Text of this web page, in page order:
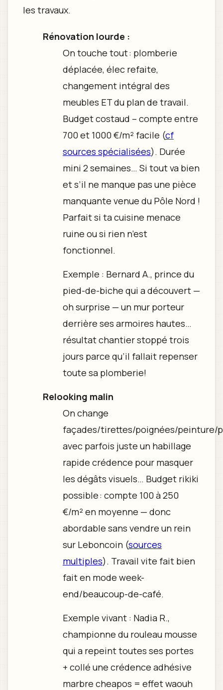
les travaux.
Rénovation lourde :
On touche tout : plomberie
déplacée, élec refaite,
changement intégral des
meubles ET du plan de travail.
Budget costaud – compte entre
700 et 1000 €/m² facile (cf
sources spécialisées). Durée
mini 2 semaines… Si tout va bien
et s’il ne manque pas une pièce
manquante venue du Pôle Nord !
Parfait si ta cuisine menace
ruine ou si rien n’est
fonctionnel.
Exemple : Bernard A., prince du
pied-de-biche qui a découvert —
oh surprise — un mur porteur
derrière ses armoires hautes…
résultat chantier stoppé trois
jours parce qu’il fallait repenser
toute sa plomberie!
Relooking malin
On change
façades/tirettes/poignées/peinture/
avec parfois juste un habillage
rapide crédence pour masquer
les dégâts visuels… Budget rikiki
possible : compte 100 à 250
€/m² en moyenne — donc
abordable sans vendre un rein
sur Leboncoin (sources
multiples). Travail vite fait bien
fait en mode week-
end/beaucoup-de-café.
Exemple vivant : Nadia R.,
championne du rouleau mousse
qui a repeint toutes ses portes
+ collé une crédence adhésive
marbre cheapos = effet waouh